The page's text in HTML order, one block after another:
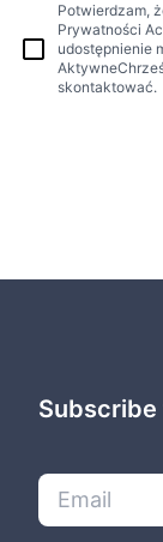
Potwierdzam,
Prywatności
udostępnienie
skontaktować.